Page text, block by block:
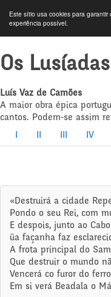
Este sítio usa cookies para
experiência possível.
Os Lusíadas
Luís Vaz de Camões
A maior obra épica
cantos. Podem-se assim
IV
«Destruirá a cidade
Pondo o seu Rei, com
E despois, junto ao
üa façanha faz
A frota principal do
Que destruir o mundo
Vencerá co furor do
Em si verá Beadala o